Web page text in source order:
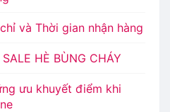
và Thời gian nhận hàng
HÈ BÙNG CHÁY
ưu khuyết điểm khi